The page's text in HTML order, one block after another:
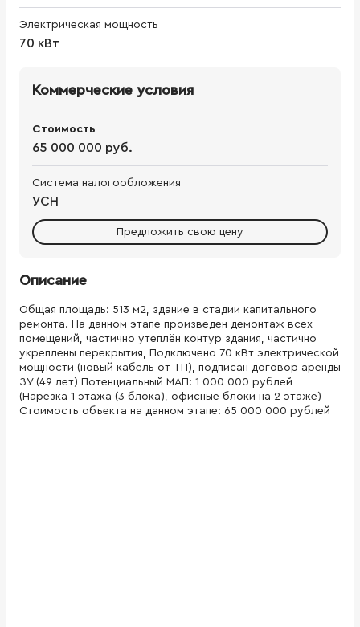
Электрическая мощность
70 кВт
Коммерческие условия
Стоимость
65 000 000 руб.
Система налогообложения
УСН
Предложить свою цену
Описание
Общая площадь: 513 м2, здание в стадии капитального
ремонта. На данном этапе произведен демонтаж всех
помещений, частично утеплён контур здания, частично
укреплены перекрытия, Подключено 70 кВт электрической
мощности (новый кабель от ТП), подписан договор аренды
ЗУ (49 лет) Потенциальный МАП: 1 000 000 рублей
(Нарезка 1 этажа (3 блока), офисные блоки на 2 этаже)
Стоимость объекта на данном этапе: 65 000 000 рублей